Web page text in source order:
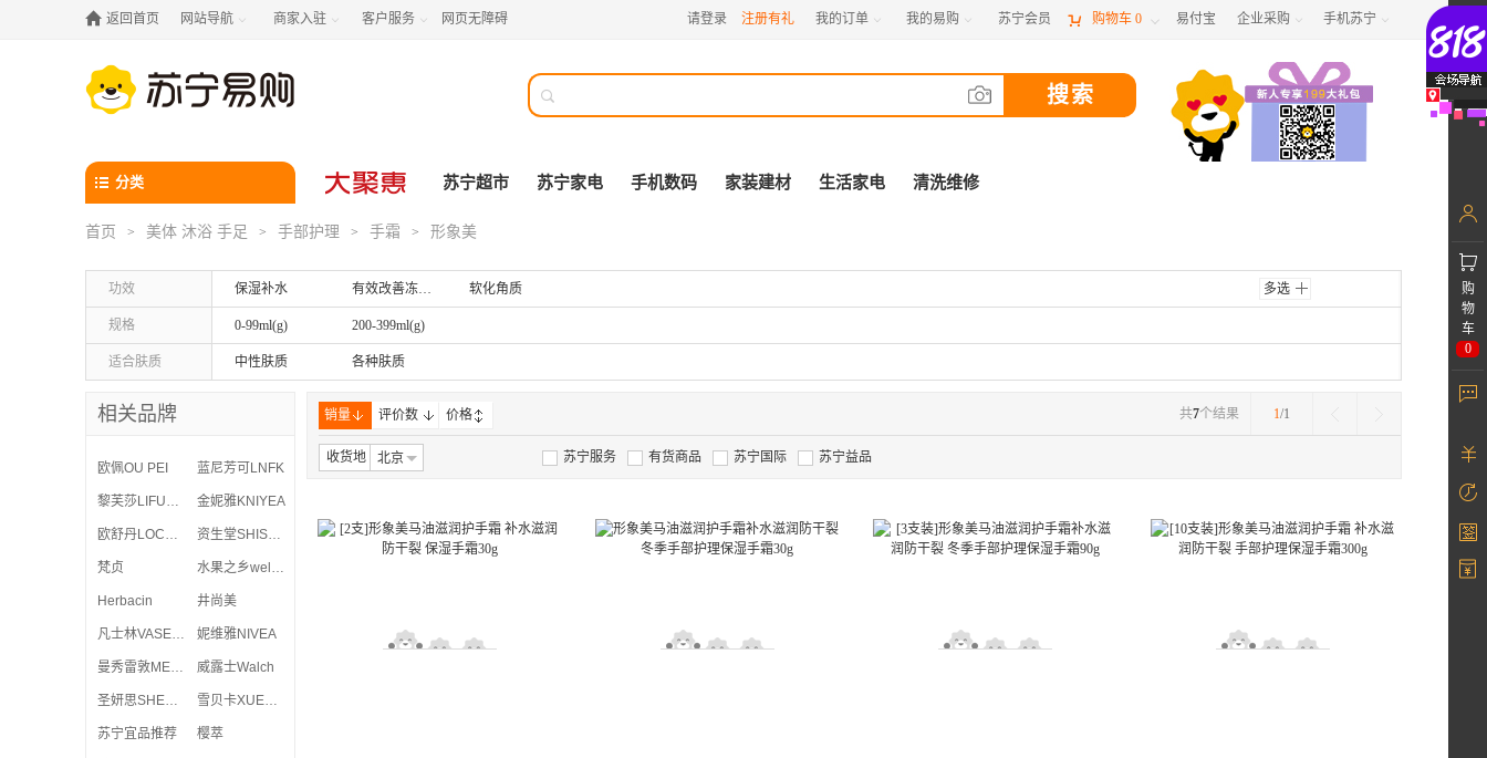
 返回首页 网站导航  商家入驻  客户服务  网页无障碍 请登录 注册有礼 我的订单  我的易购  苏宁会员  购物车 0  易付宝 企业采购  手机苏宁 

分类 苏宁超市 苏宁家电 手机数码 家装建材 生活家电 清洗维修
首页 > 美体 沐浴 手足 > 手部护理 > 手霜 > 形象美
功效 保湿补水 有效改善冻、裂 软化角质 多选
规格 0-99ml(g) 200-399ml(g)
适合肤质 中性肤质 各种肤质
销量 评价数 价格 1/1
共7个结果
收货地 北京 苏宁服务 有货商品 苏宁国际 苏宁益品
相关品牌
欧佩OU PEI 蓝尼芳可LNFK
黎芙莎LIFUSHA 金妮雅KNIYEA
欧舒丹LOCCITANE 资生堂SHISEIDO
梵贞 水果之乡welcos
Herbacin 井尚美
凡士林VASELINE 妮维雅NIVEA
曼秀雷敦MENTHOLATUM 威露士Walch
圣妍思SHENGSIYAN 雪贝卡XUEBEIKA
苏宁宜品推荐 樱萃
购
物
车
0